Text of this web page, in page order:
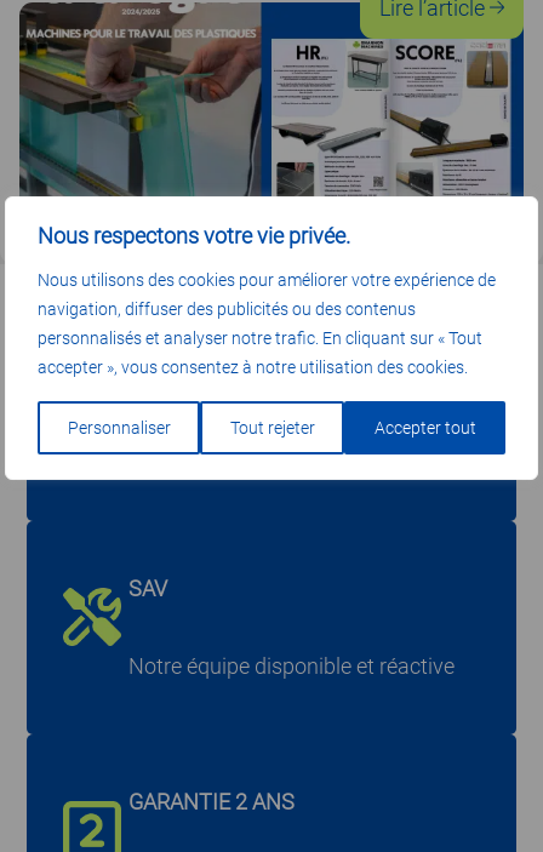
Nous respectons votre vie privée.
Nous utilisons des cookies pour améliorer votre expérience de
navigation, diffuser des publicités ou des contenus
personnalisés et analyser notre trafic. En cliquant sur « Tout
accepter », vous consentez à notre utilisation des cookies.
Personnaliser Tout rejeter Accepter tout
Lire l’article
:
LIVRAISON ET INSTALLATION
Partout en France
SAV
Notre équipe disponible et réactive
GARANTIE 2 ANS